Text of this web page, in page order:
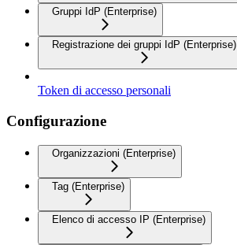
Gruppi IdP (Enterprise)
Registrazione dei gruppi IdP (Enterprise)
Token di accesso personali
Configurazione
Organizzazioni (Enterprise)
Tag (Enterprise)
Elenco di accesso IP (Enterprise)